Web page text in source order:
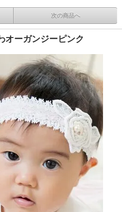
次の商品へ
ーガンジーピンク